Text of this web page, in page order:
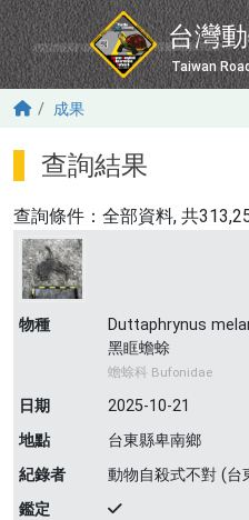
移至主內容
台灣
Taiwan
成果
查詢結果
查詢條件： 全部資料, 共
物種
Duttaphrynus
黑眶蟾蜍
蟾蜍科 Bufonidae
日期
2025-10-21
地點
台東縣卑南鄉
紀錄者
動物自殺式不對 (台
鑑定